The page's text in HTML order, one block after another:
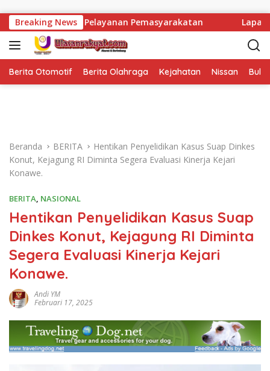
Breaking News
Pelayanan Pemasyarakatan Lapas Narkotika
Berita Otomotif Berita Olahraga Kejahatan Nissan
Beranda BERITA
Hentikan Penyelidikan Kasus Suap Dinkes
Konut, Kejagung RI Diminta Segera Evaluasi Kinerja Kejari
Konawe.
BERITA, NASIONAL
Hentikan Penyelidikan Kasus Suap
Dinkes Konut, Kejagung RI Diminta
Segera Evaluasi Kinerja Kejari
Konawe.
Andi YM
Februari 17, 2025